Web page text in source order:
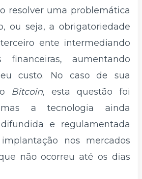
resolver uma problemática
ou seja, a obrigatoriedade
ente intermediando
financeiras, aumentando
custo. No caso de sua
Bitcoin, esta questão foi
mas a tecnologia ainda
e regulamentada
nos mercados
não ocorreu até os dias